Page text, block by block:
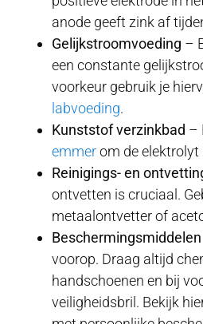
anode geeft zink af
Gelijkstroomvoeding –
een constante
voorkeur gebruik je
labvoeding.
Kunststof verzinkbad –
emmerom de elektrolyt
Reinigings- en
ontvetten is cruciaal.
metaalontvetter of
Beschermingsmiddelen
voorop. Draag altijd
handschoenen en bij
veiligheidsbril. Bekijk